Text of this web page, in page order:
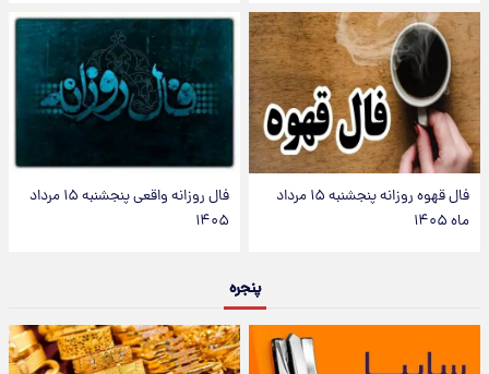
فال قهوه روزانه پنجشنبه ۱۵ مرداد
ماه ۱۴۰۵
فال روزانه واقعی پنجشنبه ۱۵ مرداد
۱۴۰۵
پنجره